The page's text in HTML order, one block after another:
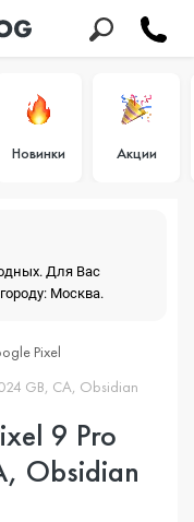
Новинки Акции
Для Вас
Москва.
Pixel
GB, CA, Obsidian
9 Pro
Obsidian